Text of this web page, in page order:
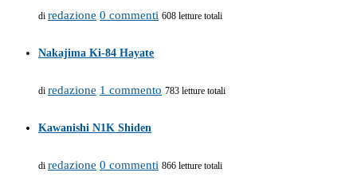
di redazione 0 commenti 608 letture totali
Nakajima Ki-84 Hayate
di redazione 1 commento 783 letture totali
Kawanishi N1K Shiden
di redazione 0 commenti 866 letture totali